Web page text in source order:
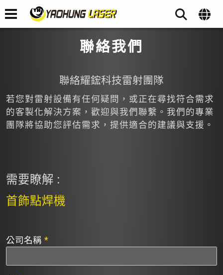
聯絡我們
聯絡耀鋐科技雷射團隊
若您對雷射設備有任何疑問，或正在尋找符合需求
的客製化解決方案，歡迎與我們聯繫。我們的專業
團隊將協助您評估需求，提供適合的建議與支援。
需要瞭解 :
首飾點焊機
公司名稱 *